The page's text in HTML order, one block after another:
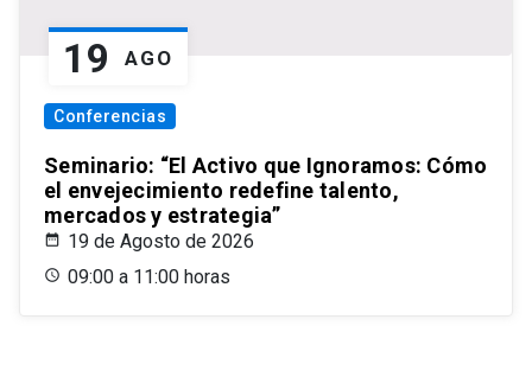
19 AGO
Conferencias
Seminario: “El Activo que Ignoramos: Cómo
el envejecimiento redefine talento,
mercados y estrategia”
19 de Agosto de 2026
09:00 a 11:00 horas